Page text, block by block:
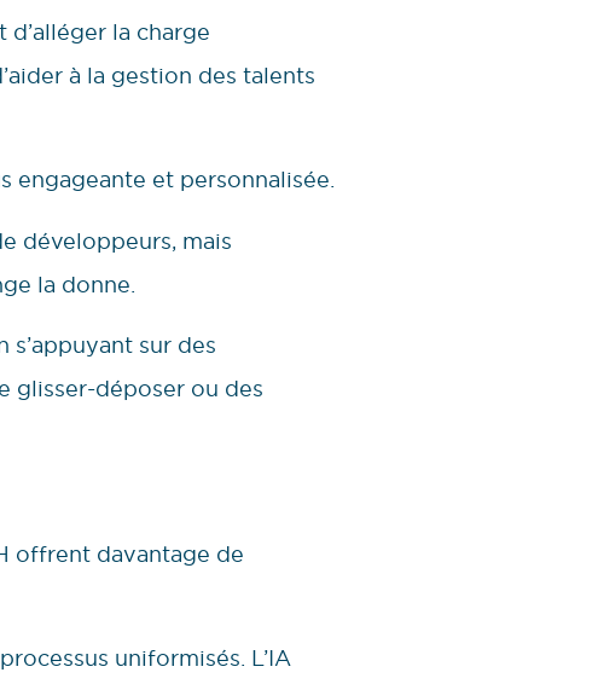
d’alléger la charge
à la gestion des talents
engageante et personnalisée.
développeurs, mais
la donne.
s’appuyant sur des
glisser-déposer ou des
offrent davantage de
uniformisés. L’IA